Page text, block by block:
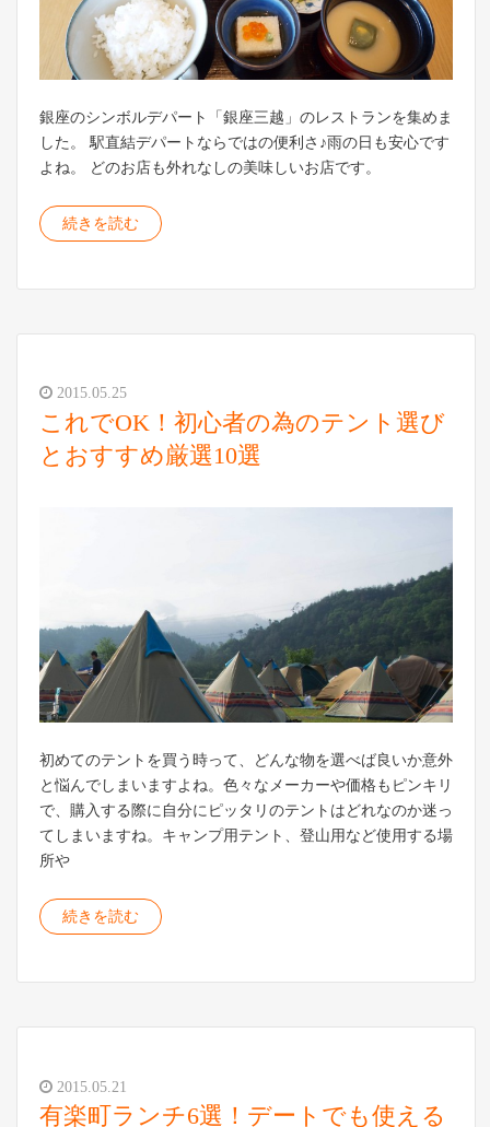
銀座のシンボルデパート「銀座三越」のレストランを集めま
した。 駅直結デパートならではの便利さ♪雨の日も安心です
よね。 どのお店も外れなしの美味しいお店です。
続きを読む
2015.05.25
これでOK！初心者の為のテント選び
とおすすめ厳選10選
初めてのテントを買う時って、どんな物を選べば良いか意外
と悩んでしまいますよね。色々なメーカーや価格もピンキリ
で、購入する際に自分にピッタリのテントはどれなのか迷っ
てしまいますね。キャンプ用テント、登山用など使用する場
所や
続きを読む
2015.05.21
有楽町ランチ6選！デートでも使える